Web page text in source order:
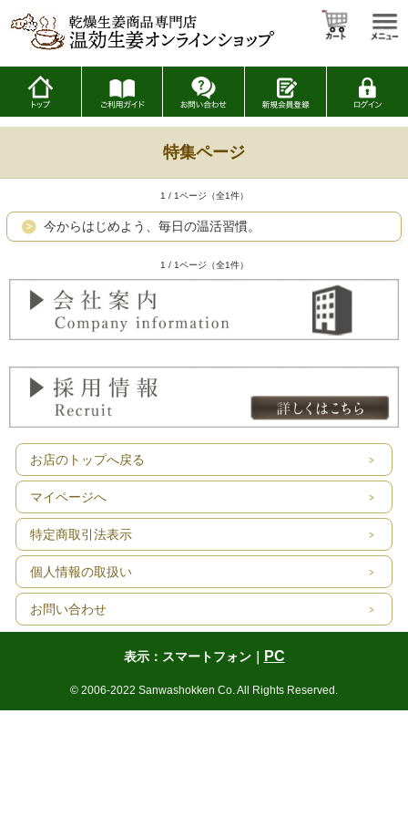
特集ページ
1 / 1ページ（全1件）
今からはじめよう、毎日の温活習慣。
1 / 1ページ（全1件）
お店のトップへ戻る
マイページへ
特定商取引法表示
個人情報の取扱い
お問い合わせ
表示：スマートフォン｜ PC
© 2006-2022 Sanwashokken Co. All Rights Reserved.